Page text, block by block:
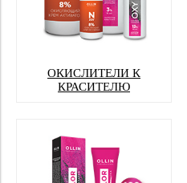
ОКИСЛИТЕЛИ К
КРАСИТЕЛЮ